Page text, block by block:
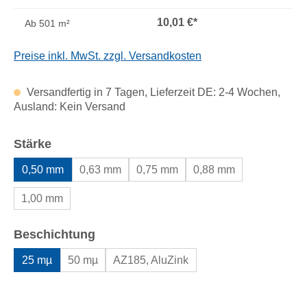
Ab 501 m² 10,01 €*
Preise inkl. MwSt. zzgl. Versandkosten
Versandfertig in 7 Tagen, Lieferzeit DE: 2-4 Wochen,
Ausland: Kein Versand
Stärkeauswählen
0,50 mm 0,63 mm 0,75 mm 0,88 mm
1,00 mm
Beschichtung
25 mµ 50 mµ AZ185, AluZink